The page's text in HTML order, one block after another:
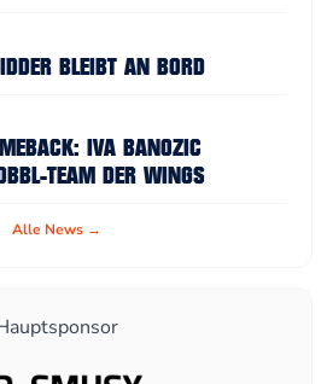
BLEIBT AN BORD
IVA BANOZIC
TEAM DER WINGS
Alle News →